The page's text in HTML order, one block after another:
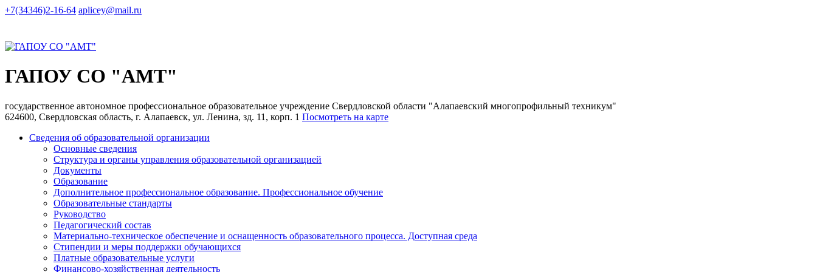
+7(34346)2-16-64 aplicey@mail.ru
ГАПОУ СО "АМТ"
государственное автономное профессиональное образовательное учреждение Свердловской области "Алапаевский многопрофильный техникум"
624600, Свердловская область, г. Алапаевск, ул. Ленина, зд. 11, корп. 1 Посмотреть на карте
Сведения об образовательной организации
Основные сведения
Структура и органы управления образовательной организацией
Документы
Образование
Дополнительное профессиональное образование. Профессиональное обучение
Образовательные стандарты
Руководство
Педагогический состав
Материально-техническое обеспечение и оснащенность образовательного процесса. Доступная среда
Стипендии и меры поддержки обучающихся
Платные образовательные услуги
Финансово-хозяйственная деятельность